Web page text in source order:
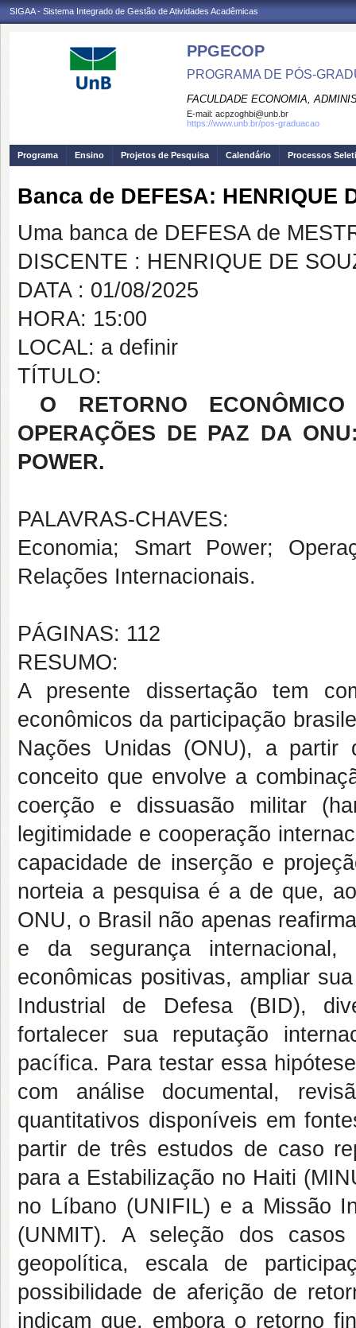
SIGAA - Sistema Integrado de Gestão de Atividades Acadêmicas
PPGECOP
PROGRAMA DE PÓS-
FACULDADE ECONOMIA,
E-mail: acpzoghbi@unb.br
https://www.unb.br/pos-graduacao
Programa Ensino Projetos de Pesquisa Calendário Processos
Banca de DEFESA: HENRIQUE
Uma banca de DEFESA de
DISCENTE : HENRIQUE DE
DATA : 01/08/2025
HORA: 15:00
LOCAL: a definir
TÍTULO:
O RETORNO
OPERAÇÕES DE PAZ DA
POWER.
PALAVRAS-CHAVES:
Economia; Smart Power;
Relações Internacionais.
PÁGINAS: 112
RESUMO:
A presente dissertação tem
econômicos da participação
Nações Unidas (ONU), a partir
conceito que envolve a
coerção e dissuasão militar
legitimidade e cooperação
capacidade de inserção e
norteia a pesquisa é a de que,
ONU, o Brasil não apenas
e da segurança internacional,
econômicas positivas, ampliar
Industrial de Defesa (BID),
fortalecer sua reputação
pacífica. Para testar essa
com análise documental,
quantitativos disponíveis em
partir de três estudos de caso
para a Estabilização no Haiti
no Líbano (UNIFIL) e a Missão
(UNMIT). A seleção dos
geopolítica, escala de
possibilidade de aferição de
indicam que, embora o retorno